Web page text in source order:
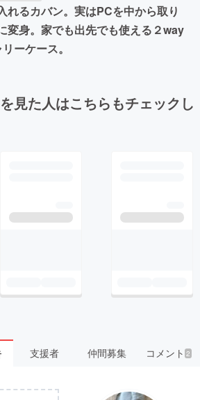
れるカバン。実はPCを中から取り
変身。家でも出先でも使える２way
ーケース。
見た人はこちらもチェックし
支援者 仲間募集 コメント 2